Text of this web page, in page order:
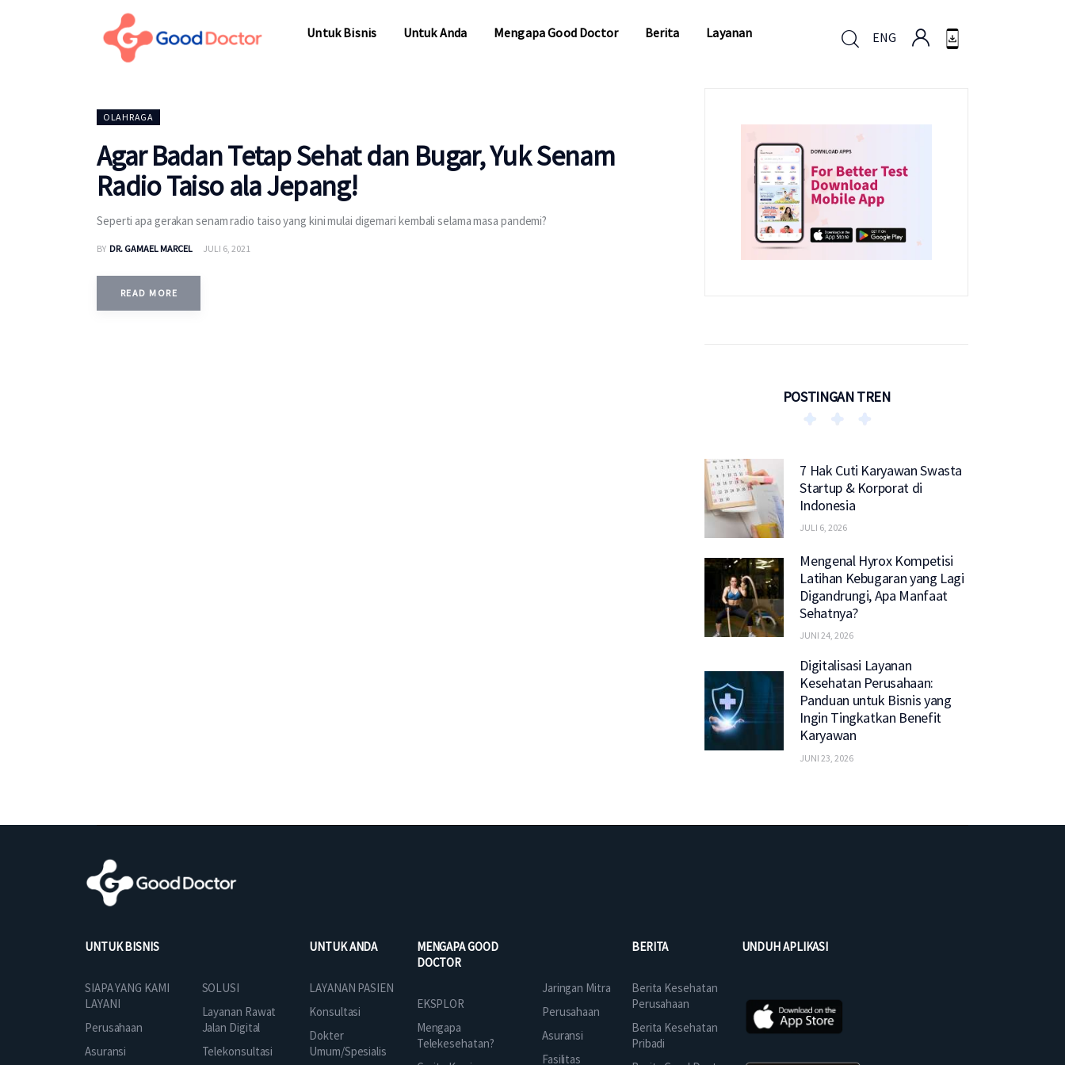
Untuk Bisnis Untuk Anda Mengapa Good Doctor Berita Layanan ENG
OLAHRAGA
Agar Badan Tetap Sehat dan Bugar, Yuk Senam
Radio Taiso ala Jepang!
Seperti apa gerakan senam radio taiso yang kini mulai digemari kembali selama masa pandemi?
BY DR. GAMAEL MARCEL JULI 6, 2021
READ MORE
POSTINGAN TREN
7 Hak Cuti Karyawan Swasta
Startup & Korporat di
Indonesia
JULI 6, 2026
Mengenal Hyrox Kompetisi
Latihan Kebugaran yang Lagi
Digandrungi, Apa Manfaat
Sehatnya?
JUNI 24, 2026
Digitalisasi Layanan
Kesehatan Perusahaan:
Panduan untuk Bisnis yang
Ingin Tingkatkan Benefit
Karyawan
JUNI 23, 2026
UNTUK BISNIS
SIAPA YANG KAMI
LAYANI
Perusahaan
Asuransi
SOLUSI
Layanan Rawat
Jalan Digital
Telekonsultasi
UNTUK ANDA
LAYANAN PASIEN
Konsultasi
Dokter
Umum/Spesialis
MENGAPA GOOD
DOCTOR
EKSPLOR
Mengapa
Telekesehatan?
Jaringan Mitra
Perusahaan
Asuransi
Fasilitas
BERITA
Berita Kesehatan
Perusahaan
Berita Kesehatan
Pribadi
UNDUH APLIKASI